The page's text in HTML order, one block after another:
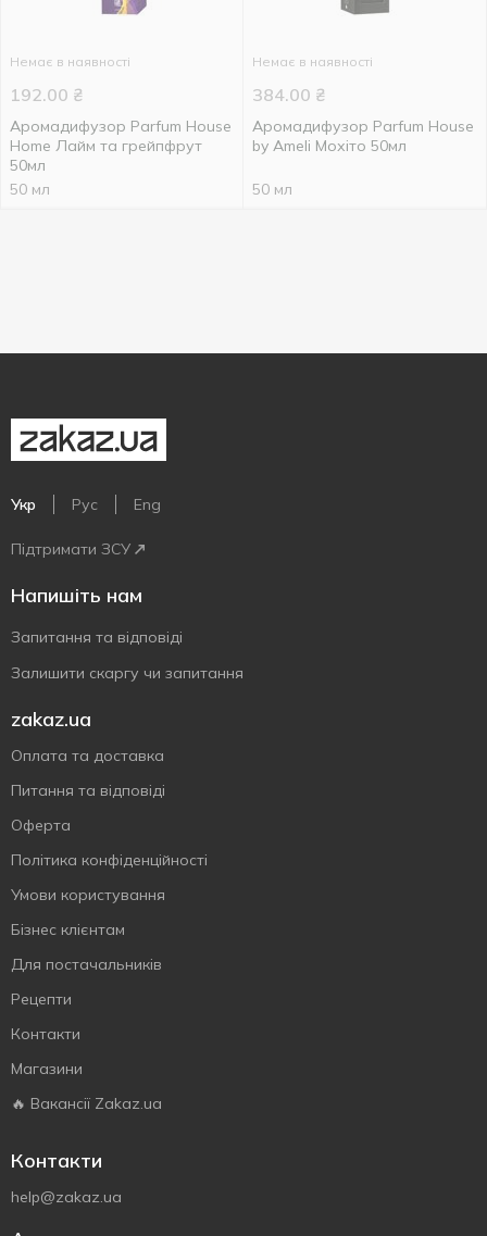
Немає в наявності
192.00 ₴
Аромадифузор Parfum House
Home Лайм та грейпфрут
50мл
50 мл
Немає в наявності
384.00 ₴
Аромадифузор Parfum House
by Ameli Мохіто 50мл
50 мл
Укр Рус Eng
Підтримати ЗСУ
Напишіть нам
Запитання та відповіді
Залишити скаргу чи запитання
zakaz.ua
Оплата та доставка
Питання та відповіді
Оферта
Політика конфіденційності
Умови користування
Бізнес клієнтам
Для постачальників
Рецепти
Контакти
Магазини
🔥 Вакансії Zakaz.ua
Контакти
help@zakaz.ua